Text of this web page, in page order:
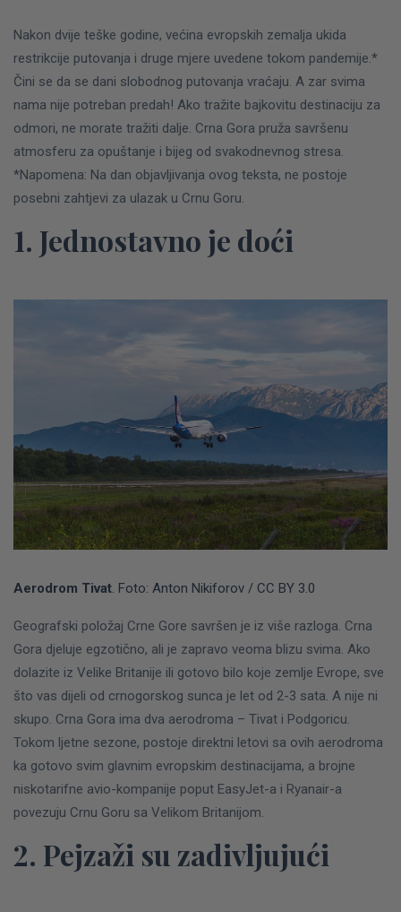
Nakon dvije teške godine, većina evropskih zemalja ukida
restrikcije putovanja i druge mjere uvedene tokom pandemije.*
Čini se da se dani slobodnog putovanja vraćaju. A zar svima
nama nije potreban predah! Ako tražite bajkovitu destinaciju za
odmori, ne morate tražiti dalje. Crna Gora pruža savršenu
atmosferu za opuštanje i bijeg od svakodnevnog stresa.
*Napomena: Na dan objavljivanja ovog teksta, ne postoje
posebni zahtjevi za ulazak u Crnu Goru.
1. Jednostavno je doći
Aerodrom Tivat. Foto: Anton Nikiforov / CC BY 3.0
Geografski položaj Crne Gore savršen je iz više razloga. Crna
Gora djeluje egzotično, ali je zapravo veoma blizu svima. Ako
dolazite iz Velike Britanije ili gotovo bilo koje zemlje Evrope, sve
što vas dijeli od crnogorskog sunca je let od 2-3 sata. A nije ni
skupo. Crna Gora ima dva aerodroma – Tivat i Podgoricu.
Tokom ljetne sezone, postoje direktni letovi sa ovih aerodroma
ka gotovo svim glavnim evropskim destinacijama, a brojne
niskotarifne avio-kompanije poput EasyJet-a i Ryanair-a
povezuju Crnu Goru sa Velikom Britanijom.
2. Pejzaži su zadivljujući